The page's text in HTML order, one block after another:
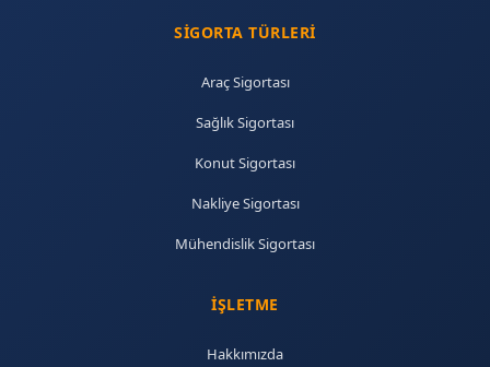
SIGORTA TÜRLERI
Araç Sigortası
Sağlık Sigortası
Konut Sigortası
Nakliye Sigortası
Mühendislik Sigortası
İŞLETME
Hakkımızda